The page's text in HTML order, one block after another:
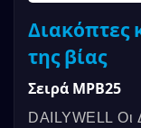
Διακόπτες
της βίας
Σειρά MPB25
DAILYWELL Οι